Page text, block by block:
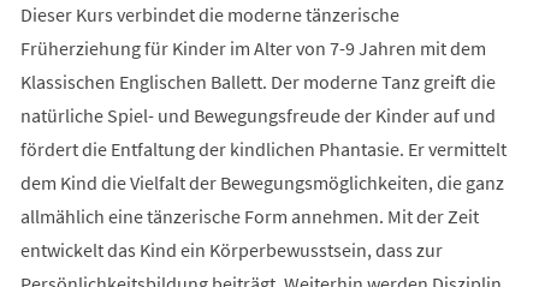
Dieser Kurs verbindet die moderne tänzerische
Früherziehung für Kinder im Alter von 7-9 Jahren mit dem
Klassischen Englischen Ballett. Der moderne Tanz greift die
natürliche Spiel- und Bewegungsfreude der Kinder auf und
fördert die Entfaltung der kindlichen Phantasie. Er vermittelt
dem Kind die Vielfalt der Bewegungsmöglichkeiten, die ganz
allmählich eine tänzerische Form annehmen. Mit der Zeit
entwickelt das Kind ein Körperbewusstsein, dass zur